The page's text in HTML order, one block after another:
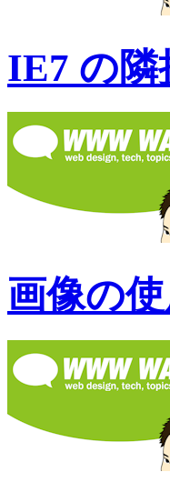
IE7 の隣
画像の